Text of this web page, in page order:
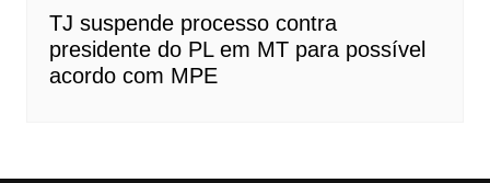
TJ suspende processo contra
presidente do PL em MT para possível
acordo com MPE